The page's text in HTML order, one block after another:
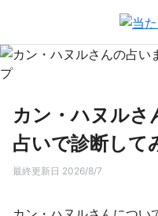
カン・ハヌルさ
占いで診断して
最終更新日 2026/8/7